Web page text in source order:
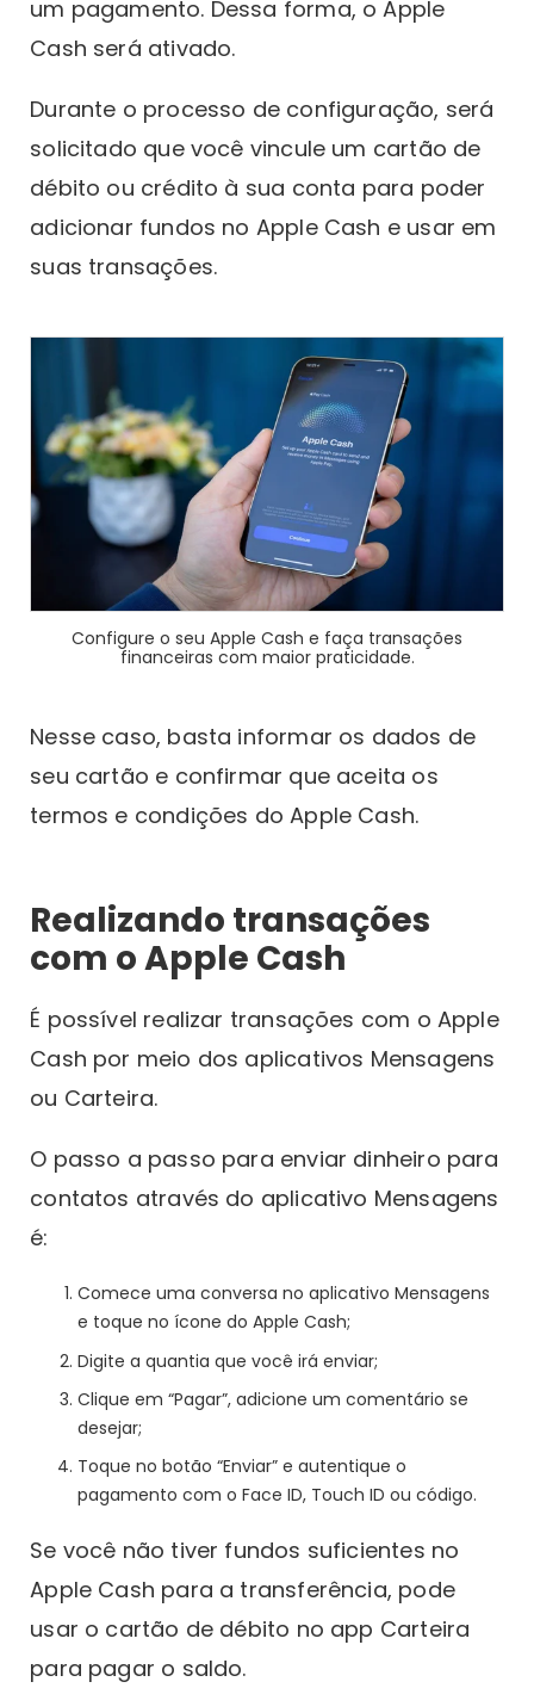
um pagamento. Dessa forma, o Apple
Cash será ativado.
Durante o processo de configuração, será
solicitado que você vincule um cartão de
débito ou crédito à sua conta para poder
adicionar fundos no Apple Cash e usar em
suas transações.
Configure o seu Apple Cash e faça transações
financeiras com maior praticidade.
Nesse caso, basta informar os dados de
seu cartão e confirmar que aceita os
termos e condições do Apple Cash.
Realizando transações
com o Apple Cash
É possível realizar transações com o Apple
Cash por meio dos aplicativos Mensagens
ou Carteira.
O passo a passo para enviar dinheiro para
contatos através do aplicativo Mensagens
é:
Comece uma conversa no aplicativo Mensagens
e toque no ícone do Apple Cash;
Digite a quantia que você irá enviar;
Clique em “Pagar”, adicione um comentário se
desejar;
Toque no botão “Enviar” e autentique o
pagamento com o Face ID, Touch ID ou código.
Se você não tiver fundos suficientes no
Apple Cash para a transferência, pode
usar o cartão de débito no app Carteira
para pagar o saldo.